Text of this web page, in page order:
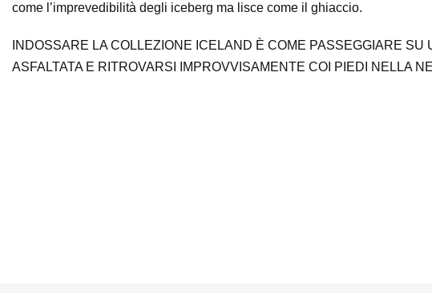
come l’imprevedibilità degli iceberg ma lisce come il ghiaccio.
INDOSSARE LA COLLEZIONE ICELAND È COME PASSEGGIARE SU
ASFALTATA E RITROVARSI IMPROVVISAMENTE COI PIEDI NELLA